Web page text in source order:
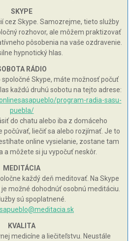
SKYPE
cez Skype. Samozrejme, tieto služby
rozhovor, ale môžem praktizovať
pôsobenia na vaše ozdravenie.
hypnotický hlas.
RÁDIO
Skype, máte možnosť počuť
každú druhú sobotu na tejto adrese:
program-radia-sasu-
puebla/
do chatu alebo iba z domáceho
počúvať, liečiť sa alebo rozjímať. Je to
online vysielanie, zostane tam
a môžete si ju vypočuť neskôr.
MEDITÁCIA
každý deň meditovať. Na Skype
možné dohodnúť osobnú meditáciu.
sú spoplatnené.
KVALITA
medicíne a liečiteľstvu. Neustále